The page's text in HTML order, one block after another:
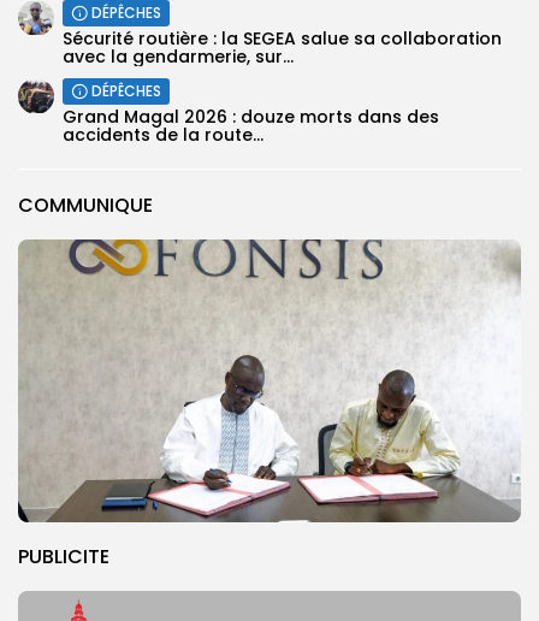
COMMUNIQUE
PUBLICITE
DÉPÊCHES
Sécurité routière : la SEGEA salue sa collaboration
avec la gendarmerie, sur...
DÉPÊCHES
Grand Magal 2026 : douze morts dans des
accidents de la route...